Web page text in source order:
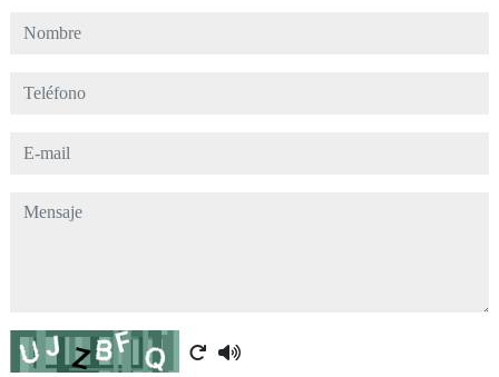
Nombre
Teléfono
E-mail
Mensaje
Captcha